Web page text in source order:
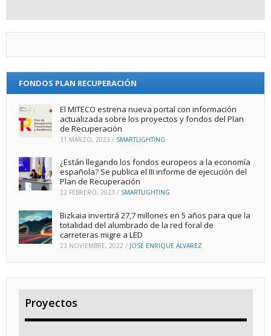
FONDOS PLAN RECUPERACIÓN
El MITECO estrena nueva portal con información
actualizada sobre los proyectos y fondos del Plan
de Recuperación
31 MARZO, 2023 / SMARTLIGHTING
¿Están llegando los fondos europeos a la economía
española? Se publica el III informe de ejecución del
Plan de Recuperación
22 FEBRERO, 2023 / SMARTLIGHTING
Bizkaia invertirá 27,7 millones en 5 años para que la
totalidad del alumbrado de la red foral de
carreteras migre a LED
23 NOVIEMBRE, 2022 / JOSÉ ENRIQUE ÁLVAREZ
Proyectos